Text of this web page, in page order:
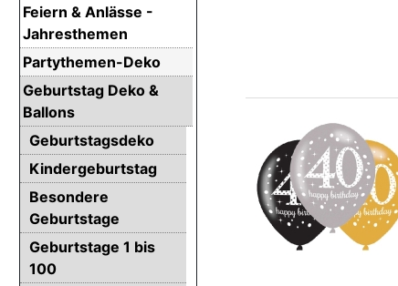
Feiern & Anlässe -
Jahresthemen
Partythemen-Deko
Geburtstag Deko &
Ballons
Geburtstagsdeko
Kindergeburtstag
Besondere
Geburtstage
Geburtstage 1 bis
100